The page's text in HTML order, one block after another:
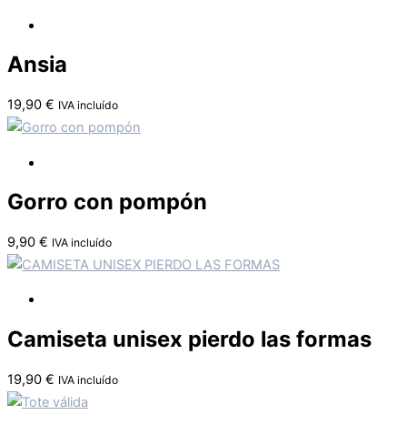
Ansia
19,90 € IVA incluído
Gorro con pompón
9,90 € IVA incluído
Camiseta unisex pierdo las formas
19,90 € IVA incluído